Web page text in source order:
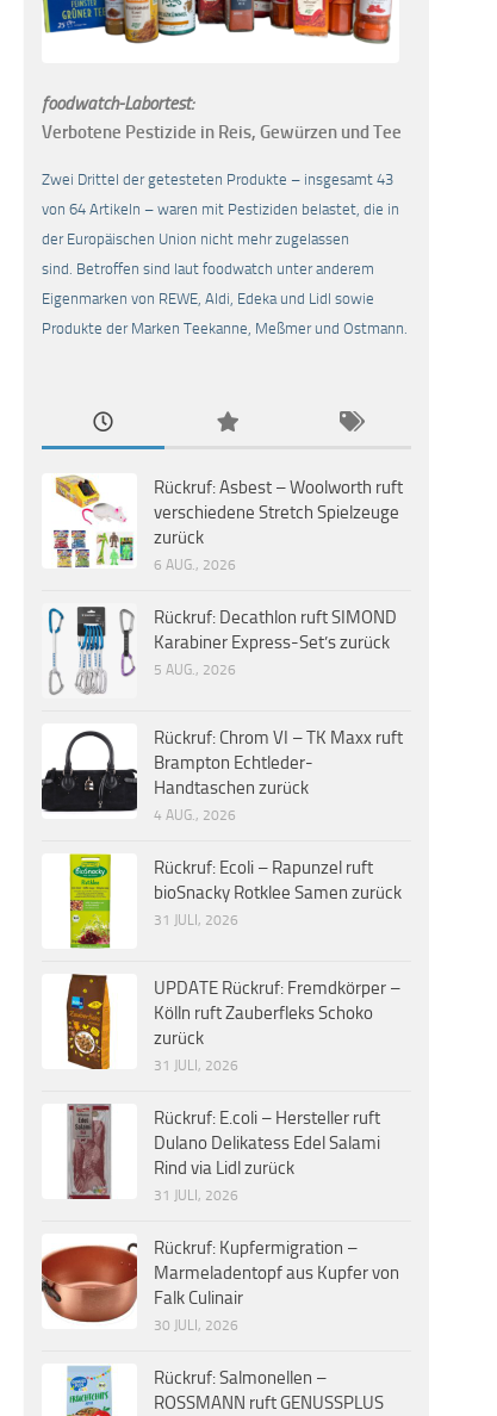
foodwatch-Labortest:
Verbotene Pestizide in Reis, Gewürzen und Tee
Zwei Drittel der getesteten Produkte – insgesamt 43
von 64 Artikeln – waren mit Pestiziden belastet, die in
der Europäischen Union nicht mehr zugelassen
sind. Betroffen sind laut foodwatch unter anderem
Eigenmarken von REWE, Aldi, Edeka und Lidl sowie
Produkte der Marken Teekanne, Meßmer und Ostmann.
Rückruf: Asbest – Woolworth ruft
verschiedene Stretch Spielzeuge
zurück
6 AUG., 2026
Rückruf: Decathlon ruft SIMOND
Karabiner Express-Set’s zurück
5 AUG., 2026
Rückruf: Chrom VI – TK Maxx ruft
Brampton Echtleder-
Handtaschen zurück
4 AUG., 2026
Rückruf: Ecoli – Rapunzel ruft
bioSnacky Rotklee Samen zurück
31 JULI, 2026
UPDATE Rückruf: Fremdkörper –
Kölln ruft Zauberfleks Schoko
zurück
31 JULI, 2026
Rückruf: E.coli – Hersteller ruft
Dulano Delikatess Edel Salami
Rind via Lidl zurück
31 JULI, 2026
Rückruf: Kupfermigration –
Marmeladentopf aus Kupfer von
Falk Culinair
30 JULI, 2026
Rückruf: Salmonellen –
ROSSMANN ruft GENUSSPLUS